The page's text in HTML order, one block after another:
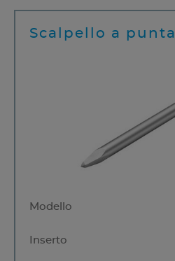
Scalpello a punta
Modello
Inserto